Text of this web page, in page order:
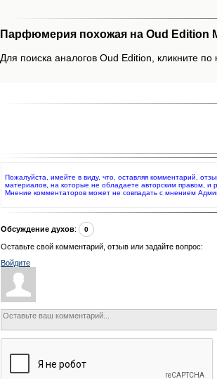
Парфюмерия похожая на Oud Edition
Для поиска аналогов Oud Edition, кликните по
Пожалуйста, имейте в виду, что, оставляя комментарий,
материалов, на которые не обладаете авторским правом, и
Мнение комментаторов может не совпадать с мнением
Обсуждение духов: 0
Оставьте свой комментарий, отзыв или задайте вопрос:
Войдите